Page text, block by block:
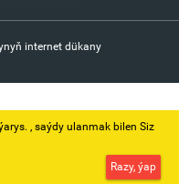
internet dükany
‚ saýdy ulanmak bilen Siz
Razy, ýap